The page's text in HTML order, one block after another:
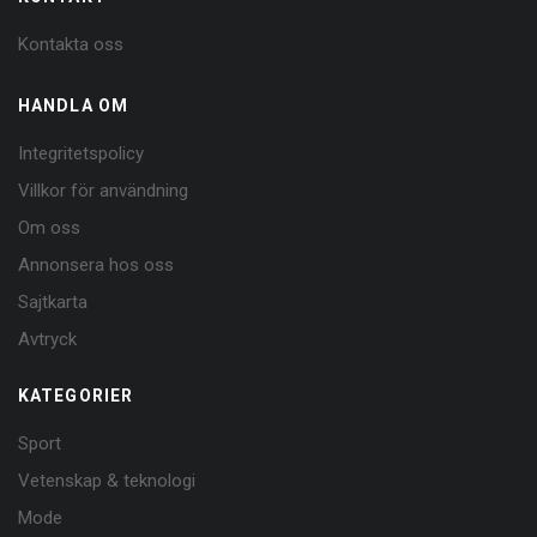
Kontakta oss
HANDLA OM
Integritetspolicy
Villkor för användning
Om oss
Annonsera hos oss
Sajtkarta
Avtryck
KATEGORIER
Sport
Vetenskap & teknologi
Mode